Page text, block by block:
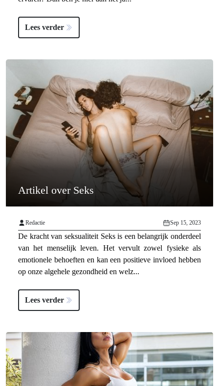
Lees verder
Artikel over Seks
Redactie Sep 15, 2023
De kracht van seksualiteit Seks is een belangrijk onderdeel
van het menselijk leven. Het vervult zowel fysieke als
emotionele behoeften en kan een positieve invloed hebben
op onze algehele gezondheid en welz...
Lees verder